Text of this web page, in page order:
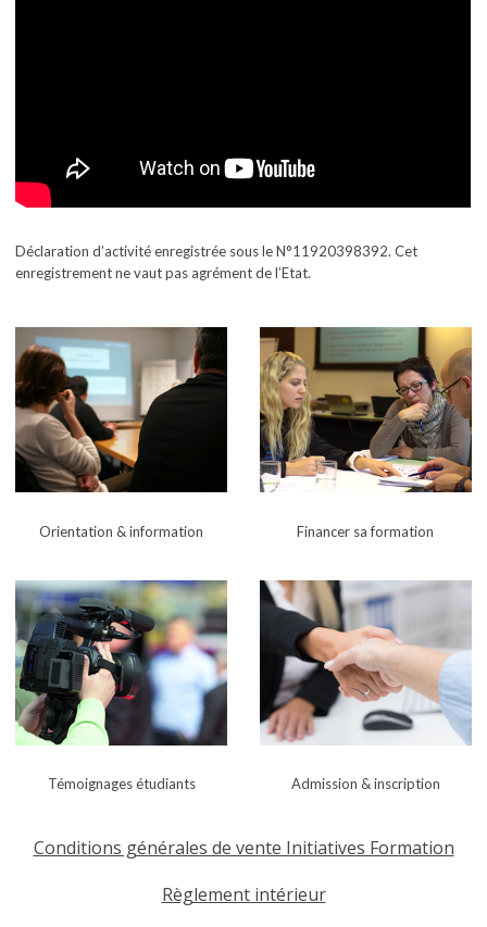
Déclaration d’activité enregistrée sous le N°11920398392. Cet
enregistrement ne vaut pas agrément de l’Etat.
Orientation & information Financer sa formation
Témoignagesétudiants Admission & inscription
Conditions générales de vente Initiatives Formation
Règlement intérieur